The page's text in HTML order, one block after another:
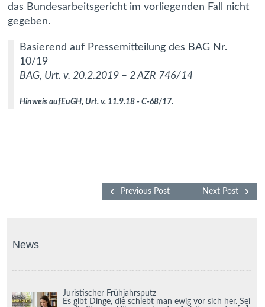
das Bundesarbeitsgericht im vorliegenden Fall nicht
gegeben.
Basierend auf Pressemitteilung des BAG Nr.
10/19
BAG, Urt. v. 20.2.2019 – 2 AZR 746/14
Hinweis aufEuGH, Urt. v. 11.9.18 ‑ C-68/17.
Next Post
Previous Post
News
Juristischer Frühjahrsputz
Es gibt Dinge, die schiebt man ewig vor sich her. Sei